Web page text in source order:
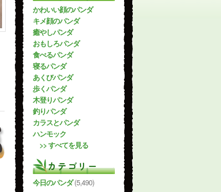
かわいい顔のパンダ
キメ顔のパンダ
癒やしパンダ
おもしろパンダ
食べるパンダ
寝るパンダ
あくびパンダ
歩くパンダ
木登りパンダ
釣りパンダ
カラスとパンダ
ハンモック
>> すべてを見る
カテゴリー
今日のパンダ(5,490)